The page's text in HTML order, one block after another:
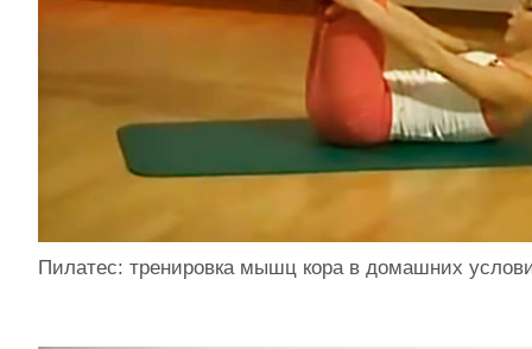
Пилатес: тренировка мышц кора в домашних